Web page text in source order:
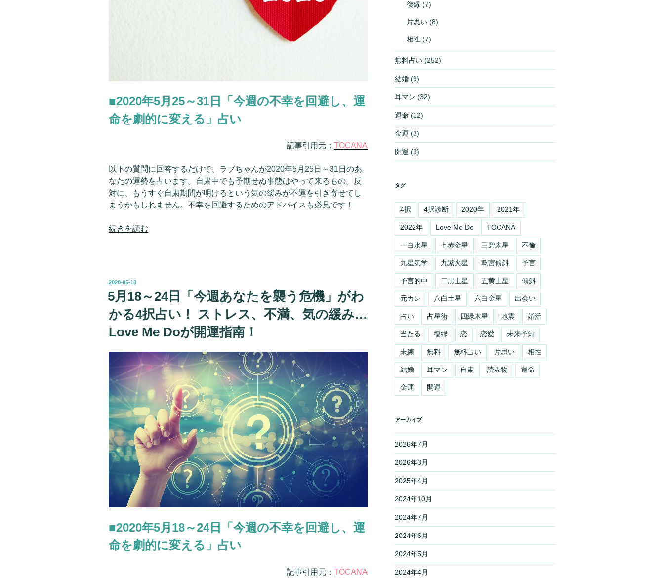
ケ
シ
ョ
爆
上
げ…
Love
Me
Do
の
イ
ス
人
生
変！”
■2020年5月25～31日「今週の不幸を回避し、運
命を劇的に変える」占い
記事引用元：TOCANA
以下の質問に回答するだけで、ラブちゃんが2020年5月25日～31日のあ
なたの運勢を占います。自粛中でも予期せぬ事態はやって来るもの。反
対に、もうすぐ自粛期間が明けるという気の緩みが不運を引き寄せてし
まうかもしれません。不幸を回避するためのアドバイスも必見です！
“5
「自
粛
が
明
な
ア
ナ
タ
を
襲
う
不
る
択
続きを読む
投
日:
2020-05-18
5月18～24日「今週あなたを襲う危機」がわ
かる4択占い！ ストレス、不満、気の緩み…
Love Me Doが開運指南！
■2020年5月18～24日「今週の不幸を回避し、運
命を劇的に変える」占い
記事引用元：TOCANA
復縁(7)
片思い(8)
相性 (7)
無料占い(252)
結婚(9)
耳マン (32)
運命 (12)
金運 (3)
開運 (3)
タグ
4択 4択診断 2020年 2021年
2022年 Love Me Do TOCANA
一白水星 七赤金星 三碧木星 不倫
九星気学 九紫火星 乾宮傾斜 予言
予言的中 二黒土星 五黄土星 傾斜
元カレ 八白土星 六白金星 出会い
占い 占星術 四緑木星 地震 婚活
当たる 復縁 恋 恋愛 未来予知
未練 無料 無料占い 片思い 相性
結婚 耳マン 自粛 読み物 運命
金運 開運
アーカイブ
2026年7月
2026年3月
2025年4月
2024年10月
2024年7月
2024年6月
2024年5月
2024年4月